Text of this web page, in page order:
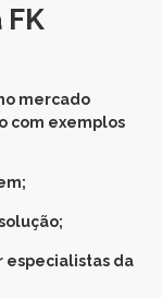
mercado
com exemplos
especialistas da